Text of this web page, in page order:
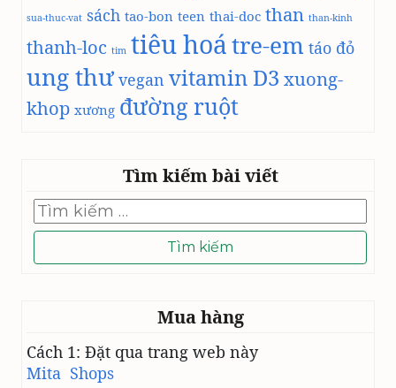
sua-thuc-vat sách tao-bon teen thai-doc than than-kinh
thanh-loc tim tiêu hoátre-em táo đỏ
ung thư vegan vitamin D3 xuong-
khop xương đường ruột
Tìm kiếm bài viết
Tìm
kiếm
cho:
Mua hàng
Cách 1: Đặt qua trang web này
Mita Shops